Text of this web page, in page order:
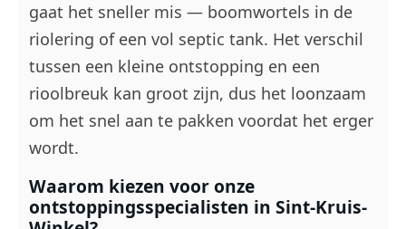
gaat het sneller mis — boomwortels in de
riolering of een vol septic tank. Het verschil
tussen een kleine ontstopping en een
rioolbreuk kan groot zijn, dus het loonzaam
om het snel aan te pakken voordat het erger
wordt.
Waarom kiezen voor onze
ontstoppingsspecialisten in Sint-Kruis-